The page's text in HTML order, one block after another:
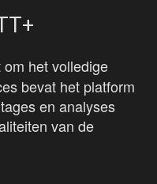
om het volledige
bevat het platform
en analyses
van de